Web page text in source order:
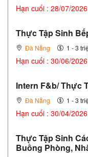
Hạn cuối : 28/07/2026
Thực Tập Sinh
Đà Nẵng 1 - 3
Hạn cuối : 30/06/2026
Intern F&b/ Thực
Đà Nẵng 1 - 3
Hạn cuối : 30/04/2026
Thực Tập Sinh
Buồng Phòng,